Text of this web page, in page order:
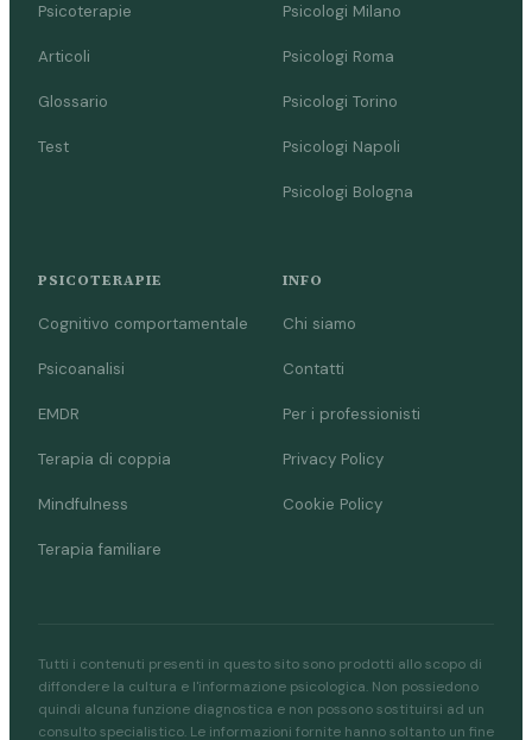
Psicoterapie
Articoli
Glossario
Test
Psicologi Milano
Psicologi Roma
Psicologi Torino
Psicologi Napoli
Psicologi Bologna
PSICOTERAPIE
Cognitivo comportamentale
Psicoanalisi
EMDR
Terapia di coppia
Mindfulness
Terapia familiare
INFO
Chi siamo
Contatti
Per i professionisti
Privacy Policy
Cookie Policy
Tutti i contenuti presenti in questo sito sono prodotti allo scopo di
diffondere la cultura e l'informazione psicologica. Non possiedono
quindi alcuna funzione diagnostica e non possono sostituirsi ad un
consulto specialistico. Le informazioni fornite hanno soltanto un fine